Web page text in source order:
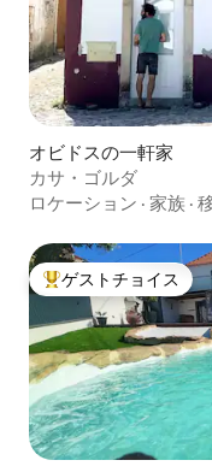
オビドスの一軒家
カサ・ゴルダ
ロケーション · 家族 ·
大好評のゲストチョ
ゲストチョイス